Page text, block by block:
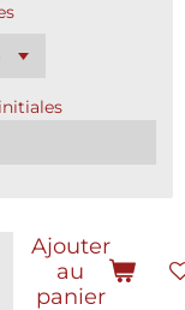
Ajouter
au
panier